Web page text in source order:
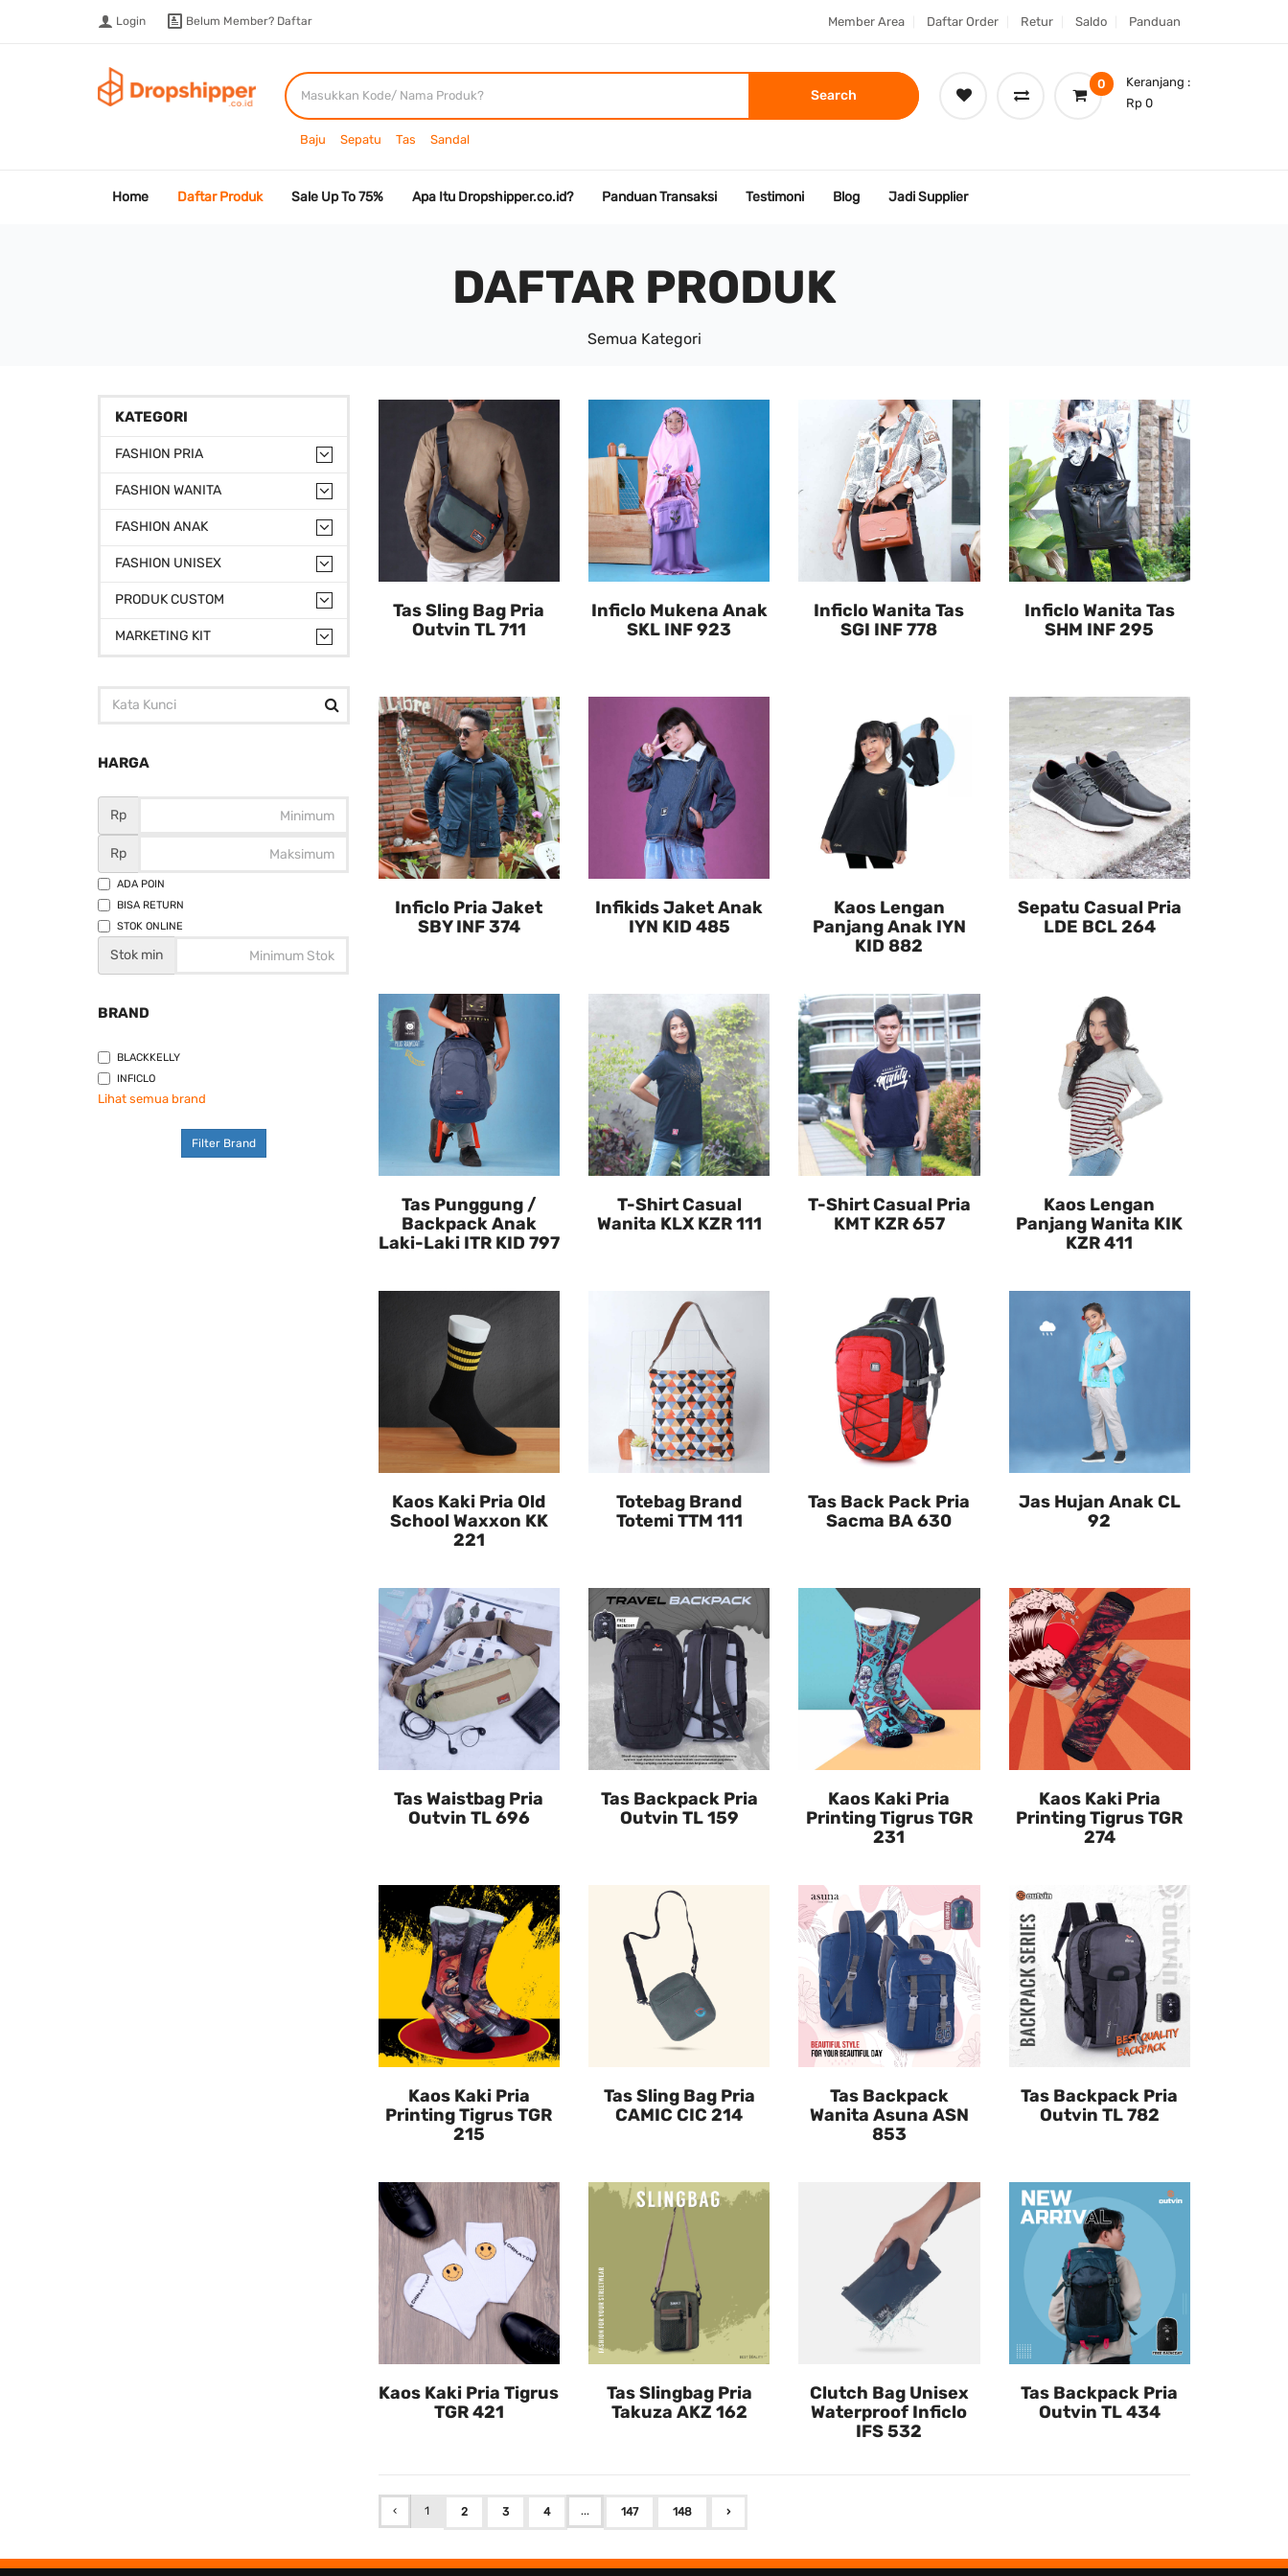
Login Belum Member? Daftar Member Area Daftar Order Retur Saldo Panduan
Search
Baju Sepatu Tas Sandal
0
Keranjang :
Rp 0
Home Daftar Produk Sale Up To 75% Apa Itu Dropshipper.co.id? Panduan Transaksi Testimoni Blog Jadi Supplier
DAFTAR PRODUK
Semua Kategori
KATEGORI
FASHION PRIA
FASHION WANITA
FASHION ANAK
FASHION UNISEX
PRODUK CUSTOM
MARKETING KIT
HARGA
Rp
Rp
ADA POIN
BISA RETURN
STOK ONLINE
Stok min
BRAND
BLACKKELLY
INFICLO
Lihat semua brand
Filter Brand
Tas Sling Bag Pria
Outvin TL 711
Inficlo Mukena Anak
SKL INF 923
Inficlo Wanita Tas
SGI INF 778
Inficlo Wanita Tas
SHM INF 295
Inficlo Pria Jaket
SBY INF 374
Infikids Jaket Anak
IYN KID 485
Kaos Lengan
Panjang Anak IYN
KID 882
Sepatu Casual Pria
LDE BCL 264
Tas Punggung /
Backpack Anak
Laki-Laki ITR KID 797
T-Shirt Casual
Wanita KLX KZR 111
T-Shirt Casual Pria
KMT KZR 657
Kaos Lengan
Panjang Wanita KIK
KZR 411
Kaos Kaki Pria Old
School Waxxon KK
221
Totebag Brand
Totemi TTM 111
Tas Back Pack Pria
Sacma BA 630
Jas Hujan Anak CL
92
Tas Waistbag Pria
Outvin TL 696
Tas Backpack Pria
Outvin TL 159
Kaos Kaki Pria
Printing Tigrus TGR
231
Kaos Kaki Pria
Printing Tigrus TGR
274
Kaos Kaki Pria
Printing Tigrus TGR
215
Tas Sling Bag Pria
CAMIC CIC 214
Tas Backpack
Wanita Asuna ASN
853
Tas Backpack Pria
Outvin TL 782
Kaos Kaki Pria Tigrus
TGR 421
Tas Slingbag Pria
Takuza AKZ 162
Clutch Bag Unisex
Waterproof Inficlo
IFS 532
Tas Backpack Pria
Outvin TL 434
‹ 1 2 3 4 ... 147 148 ›